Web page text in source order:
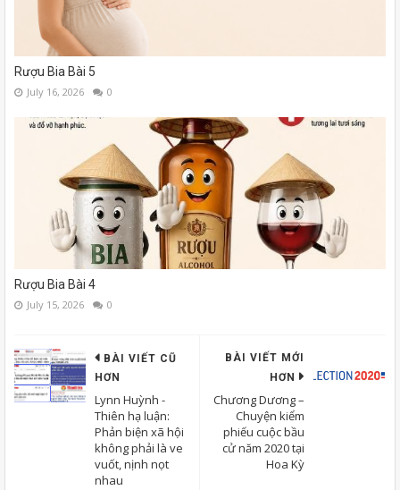
Rượu Bia Bài 5
July 16, 2026 0
Rượu Bia Bài 4
July 15, 2026 0
BÀI VIẾT MỚI
HƠN
Chương Dương –
Chuyện kiểm
phiếu cuộc bầu
cử năm 2020 tại
Hoa Kỳ
BÀI VIẾT CŨ
HƠN
Lynn Huỳnh -
Thiên hạ luận:
Phản biện xã hội
không phải là ve
vuốt, nịnh nọt
nhau